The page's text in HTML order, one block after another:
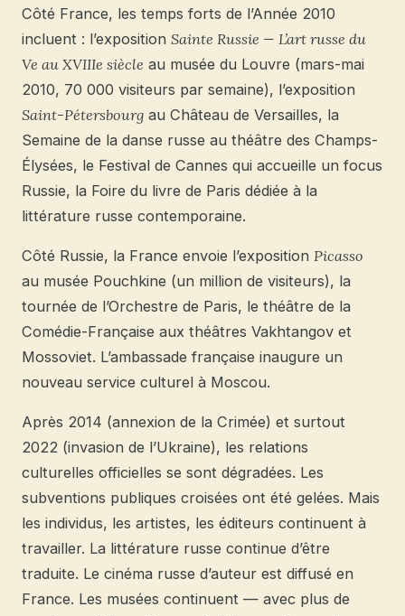
Côté France, les temps forts de l’Année 2010
incluent : l’exposition Sainte Russie — L’art russe du
Ve au XVIIIe siècle au musée du Louvre (mars-mai
2010, 70 000 visiteurs par semaine), l’exposition
Saint-Pétersbourg au Château de Versailles, la
Semaine de la danse russe au théâtre des Champs-
Élysées, le Festival de Cannes qui accueille un focus
Russie, la Foire du livre de Paris dédiée à la
littérature russe contemporaine.
Côté Russie, la France envoie l’exposition Picasso
au musée Pouchkine (un million de visiteurs), la
tournée de l’Orchestre de Paris, le théâtre de la
Comédie-Française aux théâtres Vakhtangov et
Mossoviet. L’ambassade française inaugure un
nouveau service culturel à Moscou.
Après 2014 (annexion de la Crimée) et surtout
2022 (invasion de l’Ukraine), les relations
culturelles officielles se sont dégradées. Les
subventions publiques croisées ont été gelées. Mais
les individus, les artistes, les éditeurs continuent à
travailler. La littérature russe continue d’être
traduite. Le cinéma russe d’auteur est diffusé en
France. Les musées continuent — avec plus de